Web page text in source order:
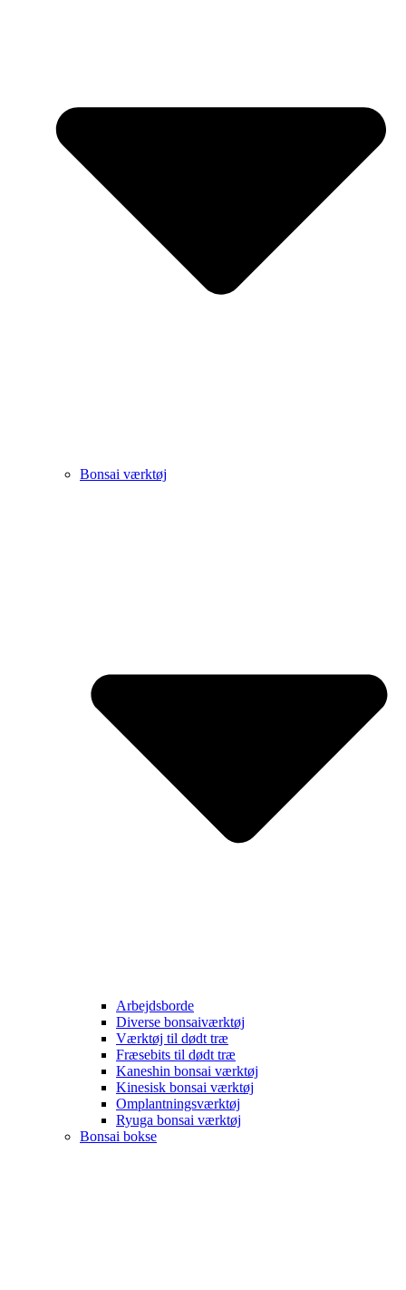
Bonsai værktøj
Arbejdsborde
Diverse bonsaiværktøj
Værktøj til dødt træ
Fræsebits til dødt træ
Kaneshin bonsai værktøj
Kinesisk bonsai værktøj
Omplantningsværktøj
Ryuga bonsai værktøj
Bonsai bokse